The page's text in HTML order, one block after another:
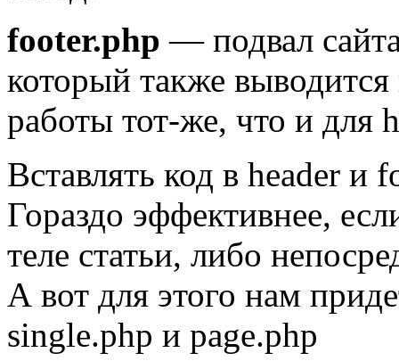
footer.php — подвал
который также
работы тот-же, что и для
Вставлять код в header и
Гораздо эффективнее,
теле статьи, либо
А вот для этого нам
single.php и page.php